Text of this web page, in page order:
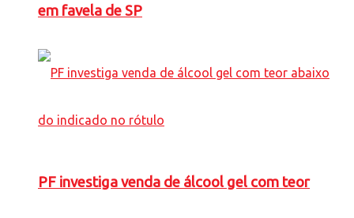
em favela de SP
PF investiga venda de álcool gel com teor